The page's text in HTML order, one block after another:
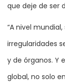
que deje de ser
“A nivel
irregularidades
y de órganos. Y
global, no solo